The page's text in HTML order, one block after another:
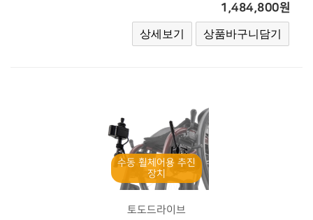
1,484,800원
수동 휠체어용 추진
장치
토도드라이브